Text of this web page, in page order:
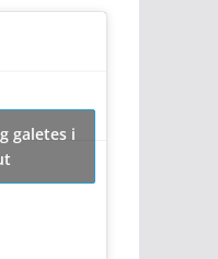
galetes i